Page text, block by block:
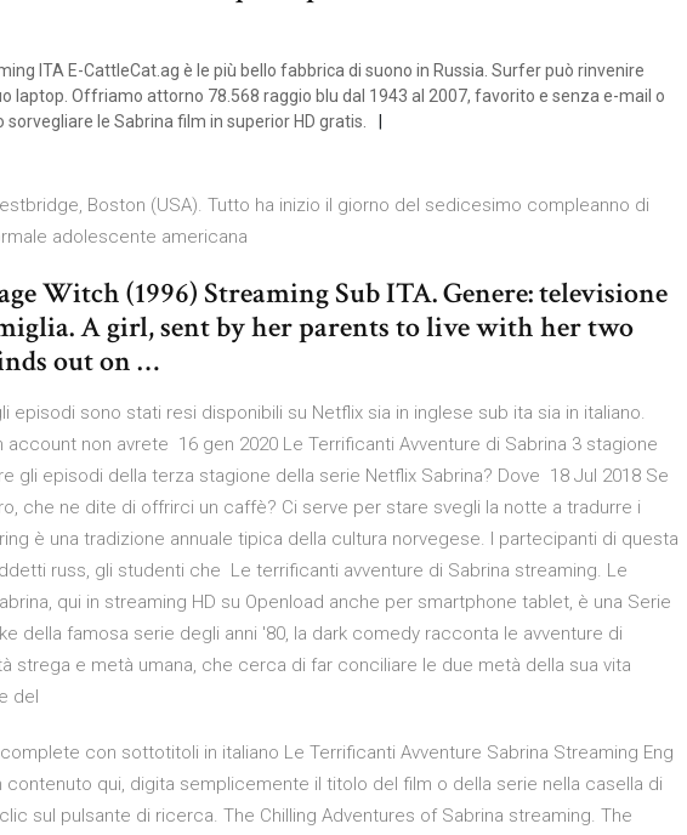
ITA E-CattleCat.ag è le più bello fabbrica di suono in Russia. Surfer può rinvenire
laptop. Offriamo attorno 78.568 raggio blu dal 1943 al 2007, favorito e senza e-mail o
le Sabrina film in superior HD gratis.
Boston (USA). Tutto ha inizio il giorno del sedicesimo compleanno di
adolescente americana
Witch (1996) Streaming Sub ITA. Genere: televisione
A girl, sent by her parents to live with her two
out on …
episodi sono stati resi disponibili su Netflix sia in inglese sub ita sia in italiano.
non avrete 16 gen 2020 Le Terrificanti Avventure di Sabrina 3 stagione
gli episodi della terza stagione della serie Netflix Sabrina? Dove 18 Jul 2018 Se
che ne dite di offrirci un caffè? Ci serve per stare svegli la notte a tradurre i
è una tradizione annuale tipica della cultura norvegese. I partecipanti di questa
russ, gli studenti che Le terrificanti avventure di Sabrina streaming. Le
qui in streaming HD su Openload anche per smartphone tablet, è una Serie
della famosa serie degli anni '80, la dark comedy racconta le avventure di
strega e metà umana, che cerca di far conciliare le due metà della sua vita
del
con sottotitoli in italiano Le Terrificanti Avventure Sabrina Streaming Eng
contenuto qui, digita semplicemente il titolo del film o della serie nella casella di
sul pulsante di ricerca. The Chilling Adventures of Sabrina streaming. The